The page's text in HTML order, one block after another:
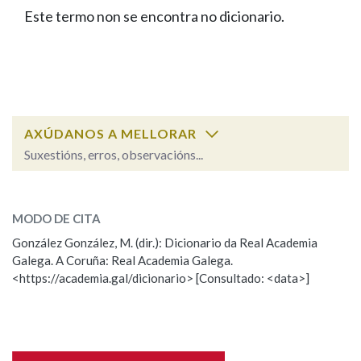
FIGURAS HOMENAXEADAS
PORTAL DAS PALABRAS
Facebook
TwitterYoutubeInstagram
Bluesky
BUSCAR NOS LEMAS
Remata por
BUSCAR NO CONTIDO
Nas definicións
Este termo non se encontra no dicionario.
AXÚDANOS A MELLORAR
Suxestións, erros, observacións...
Observación
Nome
MODO DE CITA
González González, M. (dir.): Dicionario da Real Academia
Galega. A Coruña: Real Academia Galega.
<https://academia.gal/dicionario> [Consultado: <data>]